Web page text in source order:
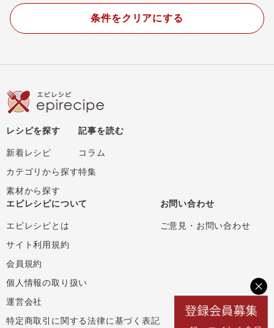
条件をクリアにする
レシピを探す
新着レシピ
カテゴリから探す
素材から探す
記事を読む
コラム
特集
エピレシピについて
エピレシピとは
サイト利用規約
会員規約
個人情報の取り扱い
運営会社
特定商取引に関する法律に基づく表記
お問い合わせ
ご意見・お問い合わせ